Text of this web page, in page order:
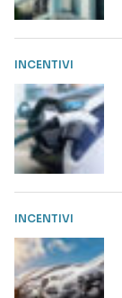
INCENTIVI
INCENTIVI